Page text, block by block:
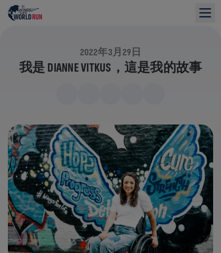
2022年3月29日
我是 DIANNE VITKUS，這是我的故事